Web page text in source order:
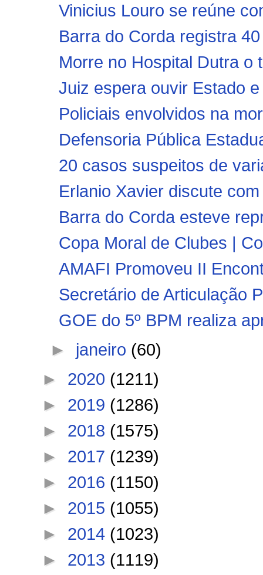
Vinicius Louro se reúne
Barra do Corda registra
Morre no Hospital Dutra o
Juiz espera ouvir Estado
Policiais envolvidos na
Defensoria Pública
20 casos suspeitos de
Erlanio Xavier discute
Barra do Corda esteve
Copa Moral de Clubes |
AMAFI Promoveu II
Secretário de Articulação
GOE do 5º BPM realiza
► janeiro (60)
► 2020 (1211)
► 2019 (1286)
► 2018 (1575)
► 2017 (1239)
► 2016 (1150)
► 2015 (1055)
► 2014 (1023)
► 2013 (1119)